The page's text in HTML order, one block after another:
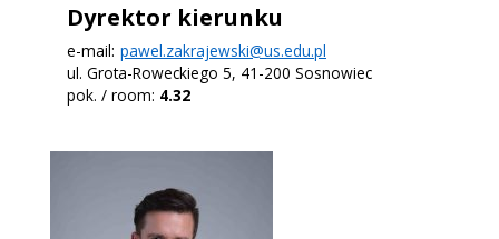
Dyrektor kierunku
e-mail: pawel.zakrajewski@us.edu.pl
ul. Grota-Roweckiego 5, 41-200 Sosnowiec
pok. / room: 4.32